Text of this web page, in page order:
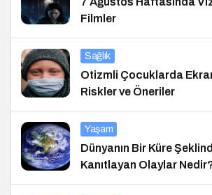
Filmler
Sağlık
Otizmli Çocuklarda
Riskler ve Öneriler
Yaşam
Dünyanın Bir Küre
Kanıtlayan Olaylar